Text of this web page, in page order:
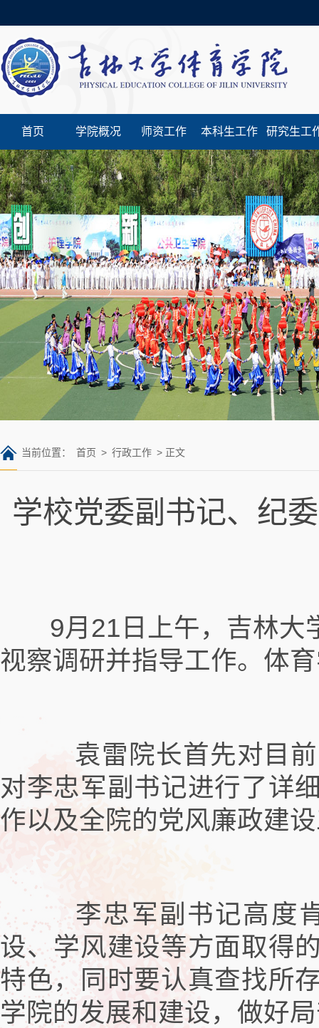
首页 学院概况 师资工作 本科生工作 研究生工
当前位置： 首页 > 行政工作 > 正文
学校党委副书记、纪
9月21日上午，吉林大
视察调研并指导工作。体
袁雷院长首先对目前
对李忠军副书记进行了详
作以及全院的党风廉政建
李忠军副书记高度肯
设、学风建设等方面取得
特色，同时要认真查找所
学院的发展和建设，做好